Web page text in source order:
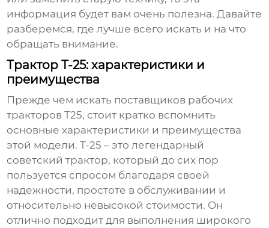
информация будет вам очень полезна. Давайте
разберемся, где лучше всего искать и на что
обращать внимание.
Трактор Т-25: характеристики и
преимущества
Прежде чем искать поставщиков рабочих
тракторов Т25, стоит кратко вспомнить
основные характеристики и преимущества
этой модели. Т-25 – это легендарный
советский трактор, который до сих пор
пользуется спросом благодаря своей
надежности, простоте в обслуживании и
относительно невысокой стоимости. Он
отлично подходит для выполнения широкого